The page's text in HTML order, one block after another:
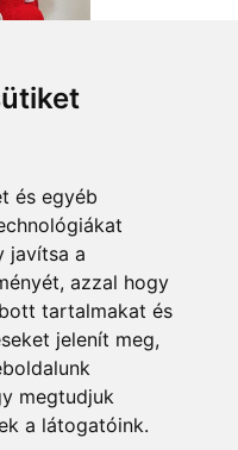
és egyéb
javítsa a
azzal hogy
tartalmakat és
jelenít meg,
megtudjuk
a látogatóink.
methods